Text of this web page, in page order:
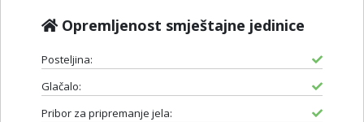
Opremljenost smještajne jedinice
Posteljina:
Glačalo:
Pribor za pripremanje jela: